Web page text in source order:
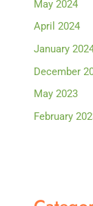
May 2024
April 2024
January
December
May 2023
February